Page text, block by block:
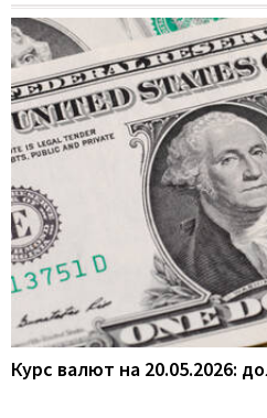
Курс валют на 20.05.2026: